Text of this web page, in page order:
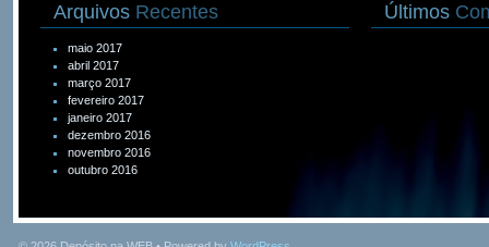
Arquivos Recentes
maio 2017
abril 2017
março 2017
fevereiro 2017
janeiro 2017
dezembro 2016
novembro 2016
outubro 2016
Últimos